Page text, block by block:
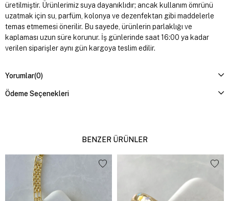
üretilmiştir. Ürünlerimiz suya dayanıklıdır; ancak kullanım ömrünü
uzatmak için su, parfüm, kolonya ve dezenfektan gibi maddelerle
temas etmemesi önerilir. Bu sayede, ürünlerin parlaklığı ve
kaplaması uzun süre korunur. İş günlerinde saat 16:00 ya kadar
verilen siparişler aynı gün kargoya teslim edilir.
Yorumlar(0)
Ödeme Seçenekleri
BENZER ÜRÜNLER